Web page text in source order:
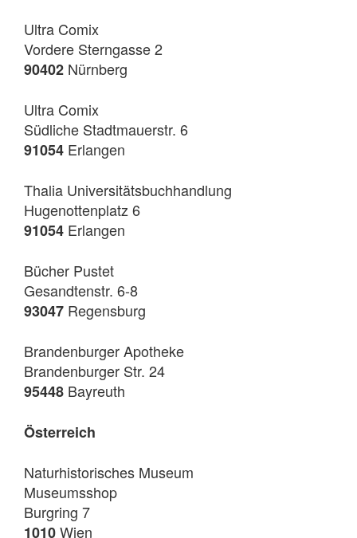
Ultra Comix
Vordere Sterngasse 2
90402 Nürnberg
Ultra Comix
Südliche Stadtmauerstr. 6
91054 Erlangen
Thalia Universitätsbuchhandlung
Hugenottenplatz 6
91054 Erlangen
Bücher Pustet
Gesandtenstr. 6-8
93047 Regensburg
Brandenburger Apotheke
Brandenburger Str. 24
95448 Bayreuth
Österreich
Naturhistorisches Museum
Museumsshop
Burgring 7
1010Wien